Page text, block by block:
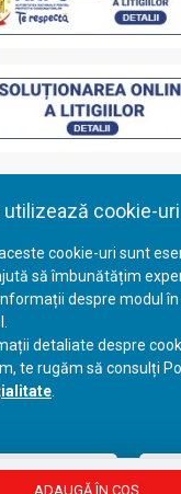
cookie-
cookie-uri sunt
să îmbunătățim
despre modul în
detaliate despre
te rugăm să consulți
curente
ADAUGĂ ÎN COŞ